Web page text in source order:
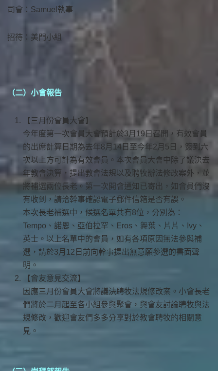
司會：Samuel執事
招待：美門小組
（二）小會報告
【三月份會員大會】
今年度第一次會員大會預計於3月19日召開，有效會員
的出席計算日期為去年8月14日至今年2月5日，簽到六
次以上方可計為有效會員。本次會員大會中除了議決去
年教會決算，提出教會法規以及聘牧辦法修改案外，並
將補選兩位長老。第一次開會通知已寄出，如會員們沒
有收到，請洽幹事確認電子郵件信箱是否有誤。
本次長老補選中，候選名單共有8位，分別為：
Tempo、諾恩、亞伯拉罕、Eros、舞葉、片片、Ivy、
英士。以上名單中的會員，如有各項原因無法參與補
選，請於3月12日前向幹事提出無意願參選的書面聲
明。
【會友意見交流】
因應三月份會員大會將議決聘牧法規修改案。小會長老
們將於二月起至各小組參與聚會，與會友討論聘牧與法
規修改，歡迎會友們多多分享對於教會聘牧的相關意
見。